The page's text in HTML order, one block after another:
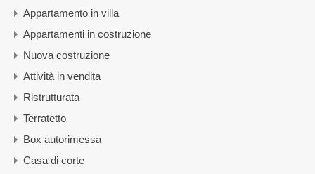
Appartamento in villa
Appartamenti in costruzione
Nuova costruzione
Attività in vendita
Ristrutturata
Terratetto
Box autorimessa
Casa di corte